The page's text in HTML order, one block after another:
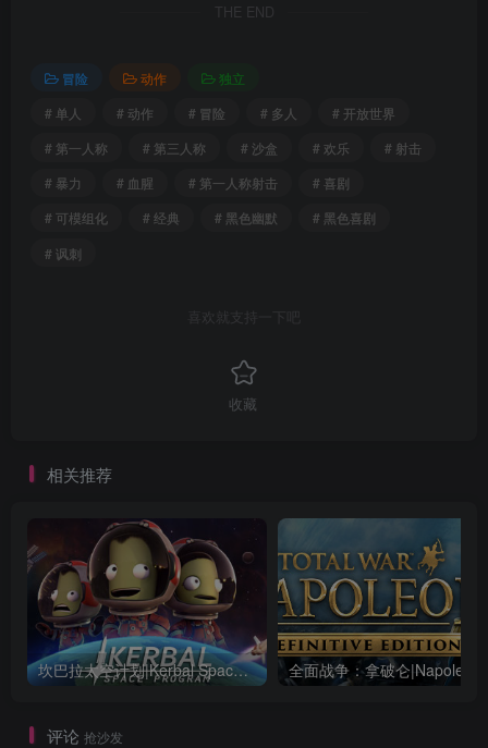
THE END
冒险 动作
独立
# 单人
# 动作 # 冒险 # 多人
# 开放世界
# 第一人称
# 第三人称 # 沙盒 # 欢乐
# 射击
# 暴力
# 血腥 # 第一人称射击
# 喜剧
# 可模组化
# 经典 # 黑色幽默
# 黑色喜剧
# 讽刺
喜欢就支持一下吧
收藏
相关推荐
坎巴拉太空计划|Kerbal Space Program|1.12.5.3190|整合全DLC
评论 抢沙发